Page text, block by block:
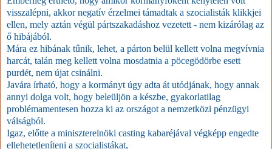
visszalépni, akkor negatív érzelmei támadtak a szocialisták klikkjei
ellen, mely aztán végül pártszakadáshoz vezetett - nem kizárólag az
ő hibájából.
Mára ez hibának tűnik, lehet, a párton belül kellett volna megvívnia
harcát, talán meg kellett volna mosdatnia a pöcegödörbe esett
purdét, nem újat csinálni.
Javára írható, hogy a kormányt úgy adta át utódjának, hogy annak
annyi dolga volt, hogy beleüljön a készbe, gyakorlatilag
problémamentesen hozza ki az országot a nemzetközi pénzügyi
válságból.
Igaz, előtte a miniszterelnöki casting kabaréjával végképp engedte
ellehetetleníteni a szocialistákat,